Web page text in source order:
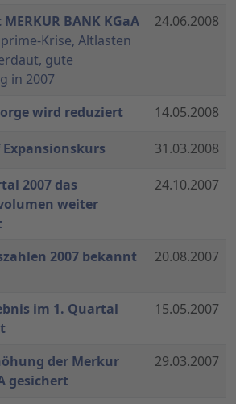
BANK KGaA
Krise, Altlasten
gute
in 2007
24.06.2008
wird reduziert 14.05.2008
31.03.2008
2007 das
weiter
24.10.2007
2007 bekannt
20.08.2007
im 1. Quartal
15.05.2007
der Merkur
gesichert
29.03.2007